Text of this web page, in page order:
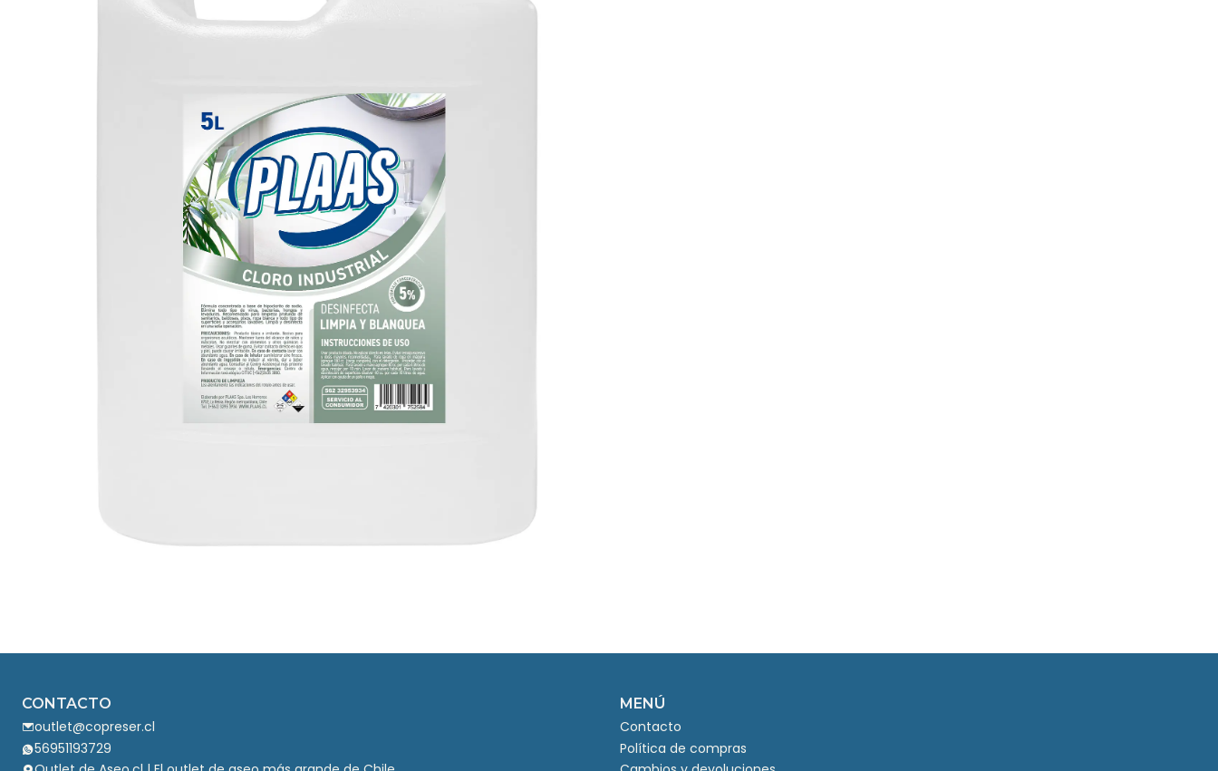
CONTACTO
outlet@copreser.cl
56951193729
MENÚ
Contacto
Política de compras